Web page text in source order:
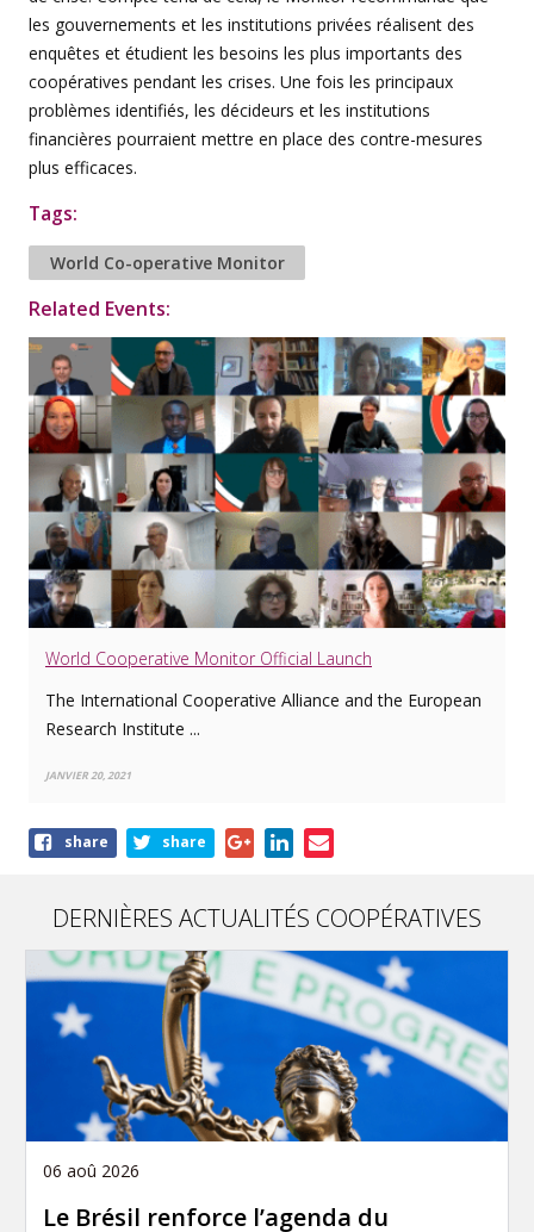
les gouvernements et les institutions privées réalisent des
enquêtes et étudient les besoins les plus importants des
coopératives pendant les crises. Une fois les principaux
problèmes identifiés, les décideurs et les institutions
financières pourraient mettre en place des contre-mesures
plus efficaces.
Tags:
World Co-operative Monitor
Related Events:
World Cooperative Monitor Official Launch
The International Cooperative Alliance and the European
Research Institute ...
JANVIER 20, 2021
Shareshare share
DERNIÈRES ACTUALITÉS COOPÉRATIVES
06 aoû 2026
Le Brésil renforce l’agenda du